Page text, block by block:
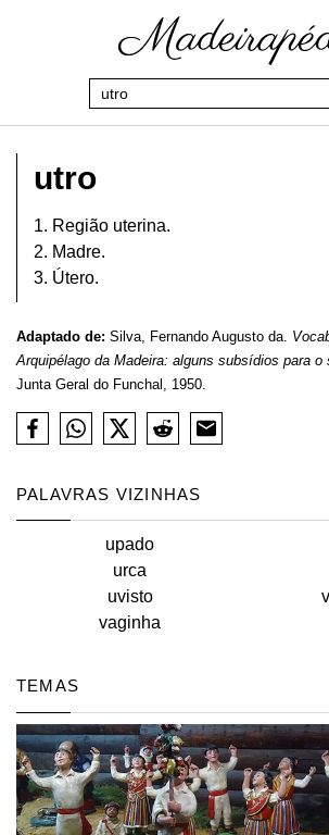
utro
1. Região uterina.
2. Madre.
3. Útero.
Adaptado de: Silva, Fernando Augusto da.
Arquipélago da Madeira: alguns subsídios para o
Junta Geral do Funchal, 1950.
PALAVRAS VIZINHAS
upado
urca
uvisto
vaginha
TEMAS